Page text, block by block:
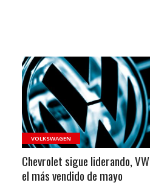
VER NOTA
VOLKSWAGEN
Chevrolet sigue liderando, VW
el más vendido de mayo